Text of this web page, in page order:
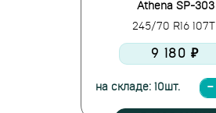
Athena SP-303
245/70 R16 107T
9 180 ₽
на складе: 10шт.